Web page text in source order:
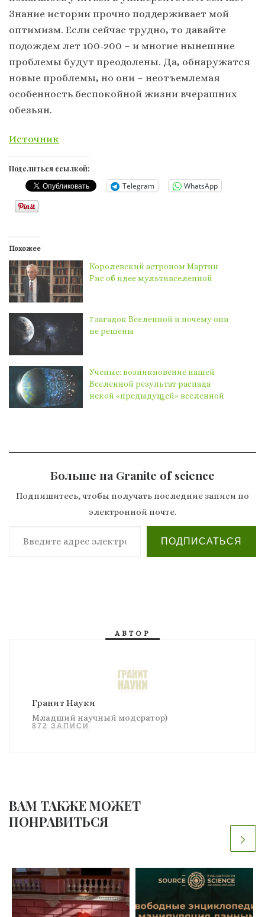
Знание истории прочно поддерживает мой
оптимизм. Если сейчас трудно, то давайте
подождем лет 100-200 – и многие нынешние
проблемы будут преодолены. Да, обнаружатся
новые проблемы, но они – неотъемлемая
особенность беспокойной жизни вчерашних
обезьян.
Источник
Поделиться ссылкой:
Telegram WhatsApp
Похожее
Королевский астроном Мартин
Рис об идее мультивселенной
7 загадок Вселенной и почему они
не решены
Ученые: возникновение нашей
Вселенной результат распада
некой «предыдущей» вселенной
Больше на Granite of science
Подпишитесь, чтобы получать последние записи по
электронной почте.
Введите адрес электронной почты…
ПОДПИСАТЬСЯ
АВТОР
Гранит Науки
Младший научный модератор)
872 ЗАПИСИ
ВАМ ТАКЖЕ МОЖЕТ
ПОНРАВИТЬСЯ